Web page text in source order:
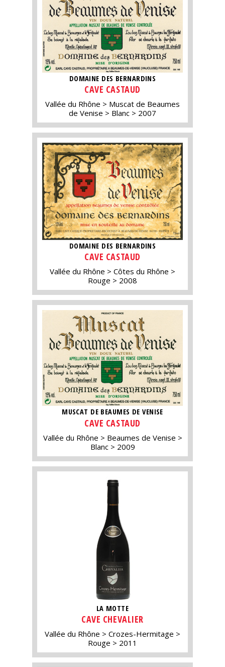
DOMAINE DES BERNARDINS
CAVE CASTAUD
Vallée du Rhône
Muscat de Beaumes
de Venise
Blanc 2007
DOMAINE DES BERNARDINS
CAVE CASTAUD
Vallée du Rhône
Côtes du Rhône
Rouge
2008
MUSCAT DE BEAUMES DE VENISE
CAVE CASTAUD
Vallée du Rhône
Beaumes de Venise
Blanc
2009
LA MOTTE
CAVE CHEVALIER
Vallée du Rhône
Crozes-Hermitage
Rouge
2011